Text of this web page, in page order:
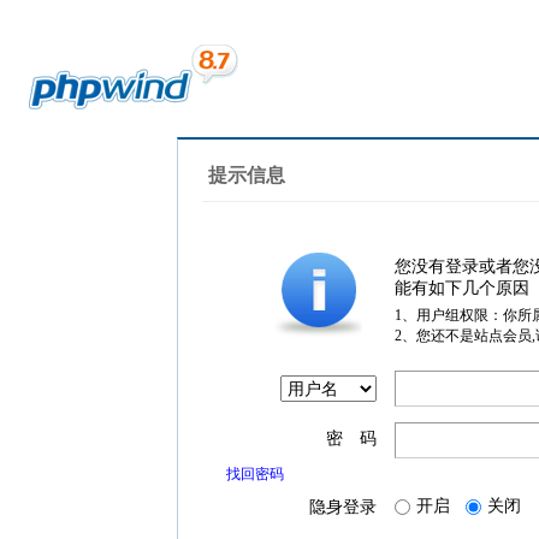
提示信息
您没有登录或者您
能有如下几个原因
1、用户组权限：你所
2、您还不是站点会员
密 码
找回密码
隐身登录 开启 关闭